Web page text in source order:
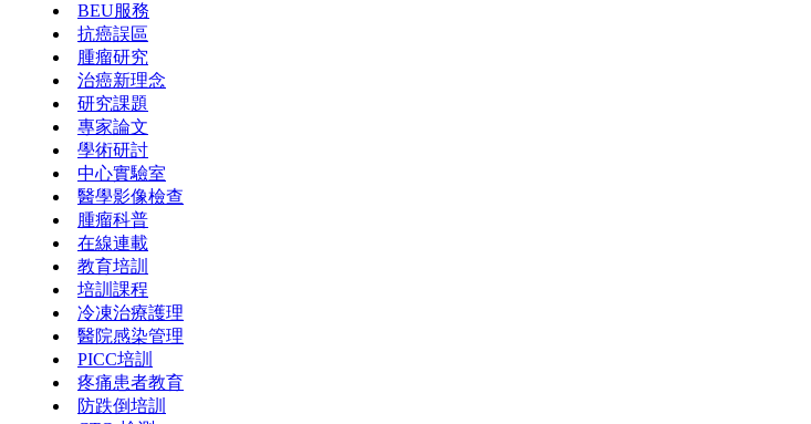
BEU服務
抗癌誤區
腫瘤研究
治癌新理念
研究課題
專家論文
學術研討
中心實驗室
醫學影像檢查
腫瘤科普
在線連載
教育培訓
培訓課程
冷凍治療護理
醫院感染管理
PICC培訓
疼痛患者教育
防跌倒培訓